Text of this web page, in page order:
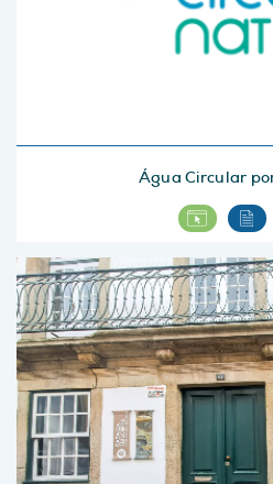
Água Circular